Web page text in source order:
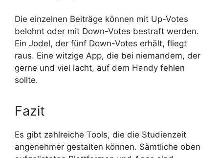
Die einzelnen Beiträge können mit Up-Votes
belohnt oder mit Down-Votes bestraft werden.
Ein Jodel, der fünf Down-Votes erhält, fliegt
raus. Eine witzige App, die bei niemandem, der
gerne und viel lacht, auf dem Handy fehlen
sollte.
Fazit
Es gibt zahlreiche Tools, die die Studienzeit
angenehmer gestalten können. Sämtliche oben